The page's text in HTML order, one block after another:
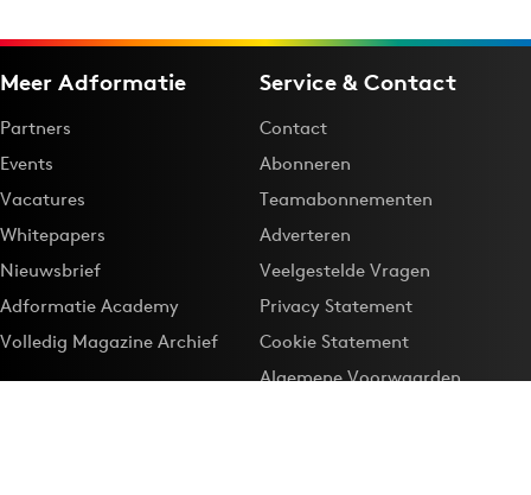
Meer Adformatie
Partners
Events
Vacatures
Whitepapers
Nieuwsbrief
Adformatie Academy
Volledig Magazine Archief
Service & Contact
Contact
Abonneren
Teamabonnementen
Adverteren
Veelgestelde Vragen
Privacy Statement
Cookie Statement
Algemene Voorwaarden